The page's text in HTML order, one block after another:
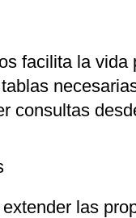
facilita la vida
consultas
las